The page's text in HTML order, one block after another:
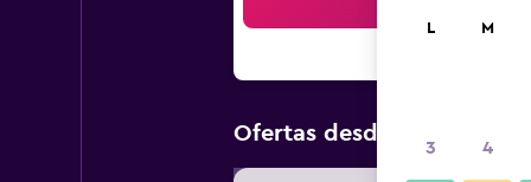
Ofertas desde Oferta
L M
3 4